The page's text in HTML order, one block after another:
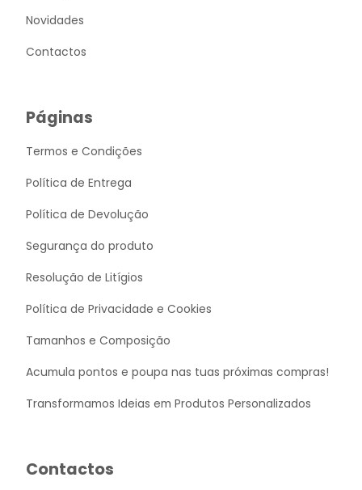
Novidades
Contactos
Páginas
Termos e Condições
Política de Entrega
Política de Devolução
Segurança do produto
Resolução de Litígios
Política de Privacidade e Cookies
Tamanhos e Composição
Acumula pontos e poupa nas tuas próximas compras!
Transformamos Ideias em Produtos Personalizados
Contactos